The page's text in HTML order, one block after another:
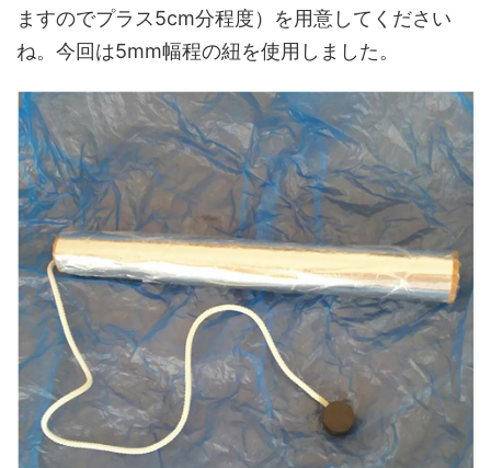
ますのでプラス5cm分程度）を用意してください
ね。今回は5mm幅程の紐を使用しました。